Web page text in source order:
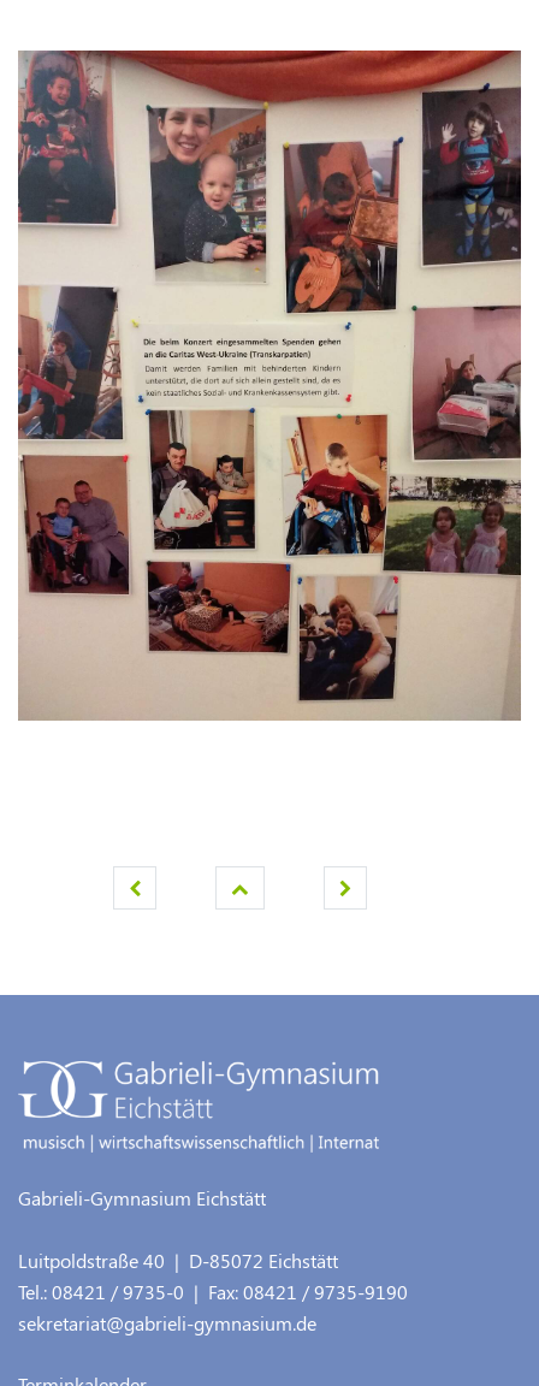
Gabrieli-Gymnasium Eichstätt
Luitpoldstraße 40 | D-85072 Eichstätt
Tel.:08421 / 9735-0 | Fax:08421 / 9735-9190
sekretariat@gabrieli-gymnasium.de